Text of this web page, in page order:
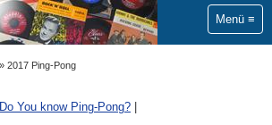
Menü
2017 Ping-Pong
Do You know Ping-Pong?